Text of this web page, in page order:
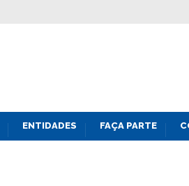
ENTIDADES FAÇA PARTE